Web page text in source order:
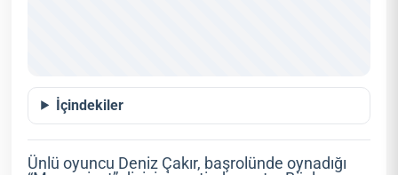
İçindekiler
Ünlü oyuncu Deniz Çakır, başrolünde oynadığı